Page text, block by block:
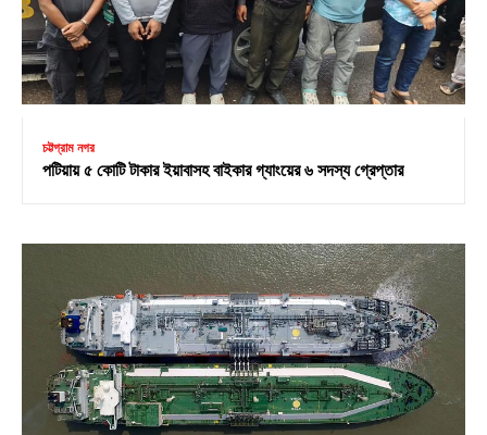
চট্টগ্রাম নগর
পটিয়ায় ৫ কোটি টাকার ইয়াবাসহ বাইকার গ্যাংয়ের ৬ সদস্য গ্রেপ্তার